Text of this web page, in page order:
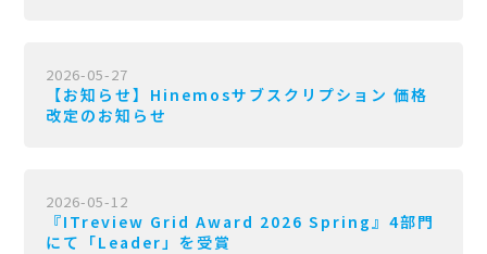
2026-05-27
【お知らせ】Hinemosサブスクリプション 価格
改定のお知らせ
2026-05-12
『ITreview Grid Award 2026 Spring』4部門
にて「Leader」を受賞